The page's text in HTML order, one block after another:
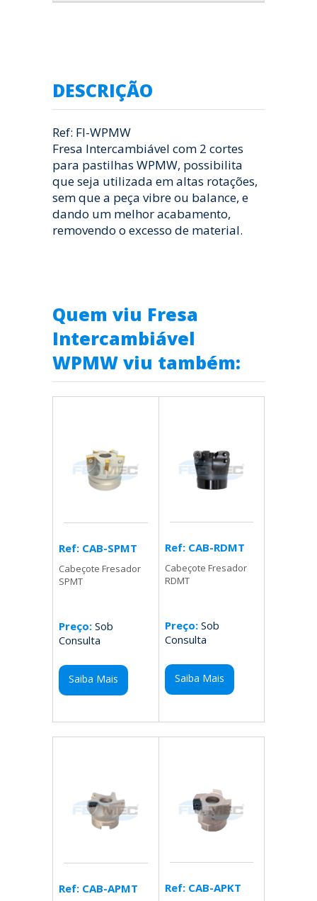
DESCRIÇÃO
Ref: FI-WPMW
Fresa Intercambiável com 2 cortes
para pastilhas WPMW, possibilita
que seja utilizada em altas rotações,
sem que a peça vibre ou balance, e
dando um melhor acabamento,
removendo o excesso de material.
Quem viu Fresa
Intercambiável
WPMW viu também:
Ref: CAB-SPMT
Cabeçote Fresador
SPMT
Preço: Sob
Consulta
Saiba Mais
Ref: CAB-RDMT
Cabeçote Fresador
RDMT
Preço:Sob
Consulta
Saiba Mais
Ref: CAB-APMT Ref: CAB-APKT